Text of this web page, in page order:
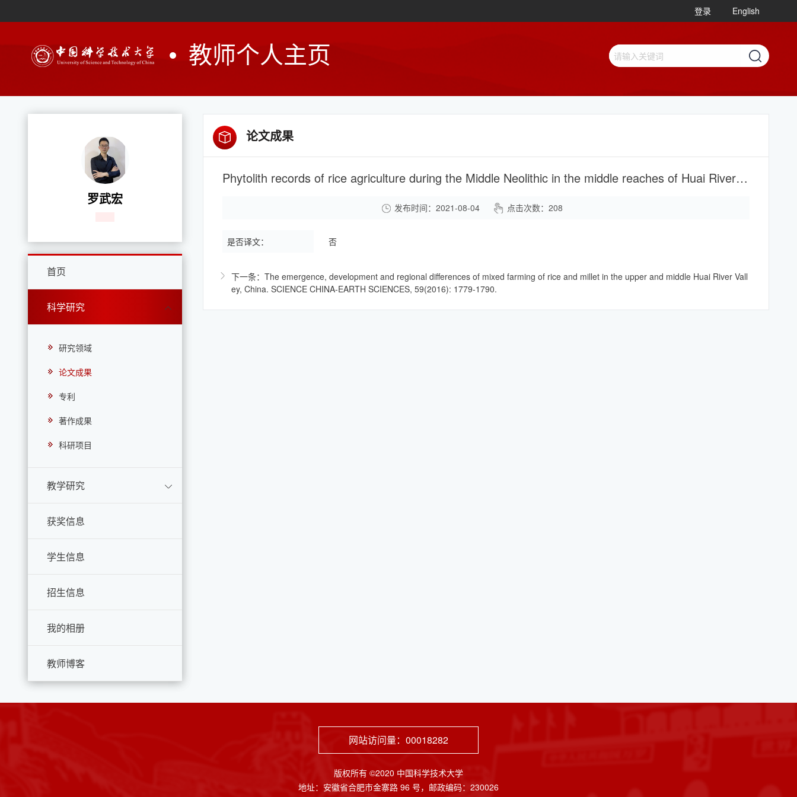
登录 English
教师个人主页
罗武宏
首页
科学研究
研究领域
论文成果
专利
著作成果
科研项目
教学研究
获奖信息
学生信息
招生信息
我的相册
教师博客
论文成果
Phytolith records of rice agriculture during the Middle Neolithic in the middle reaches of Huai River region, China. Quaternary International, 2016, 426: 133-140.
发布时间：2021-08-04 点击次数：208
是否译文： 否
下一条：The emergence, development and regional differences of mixed farming of rice and millet in the upper and middle Huai River Vall
ey, China. SCIENCE CHINA-EARTH SCIENCES, 59(2016): 1779-1790.
网站访问量： 00018282
版权所有 ©2020 中国科学技术大学
地址：安徽省合肥市金寨路 96 号，邮政编码：230026